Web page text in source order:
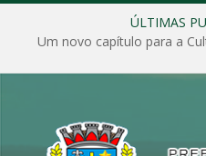
ÚLTIMAS
Um novo capítulo para a